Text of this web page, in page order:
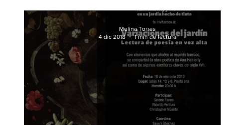
Melina Torres
4 dic 2018
1 min de lectura